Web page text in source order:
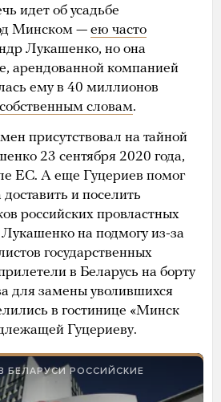
идет об усадьбе
Минском — ею часто
Лукашенко, но она
арендованной компанией
ему в 40 миллионов
собственным словам.
присутствовал на тайной
23 сентября 2020 года,
ЕС. А еще Гуцериев помог
доставить и поселить
российских провластных
на подмогу из-за
государственных
в Беларусь на борту
для замены уволившихся
в гостинице «Минск
Гуцериеву.
БЕЛАРУСИ РОССИЙСКИЕ